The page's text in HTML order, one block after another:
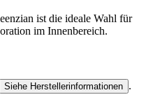
ist die ideale Wahl für
im Innenbereich.
Siehe Herstellerinformationen .